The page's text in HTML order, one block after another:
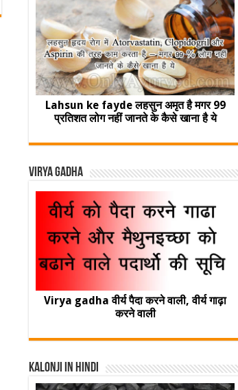
Lahsun ke fayde लहसुन अमृत है मगर 99
प्रतिशत लोग नहीं जानते के कैसे खाना है ये
Virya Gadha
Virya gadha वीर्य पैदा करने वाली, वीर्य गाढ़ा
करने वाली
Kalonji In Hindi